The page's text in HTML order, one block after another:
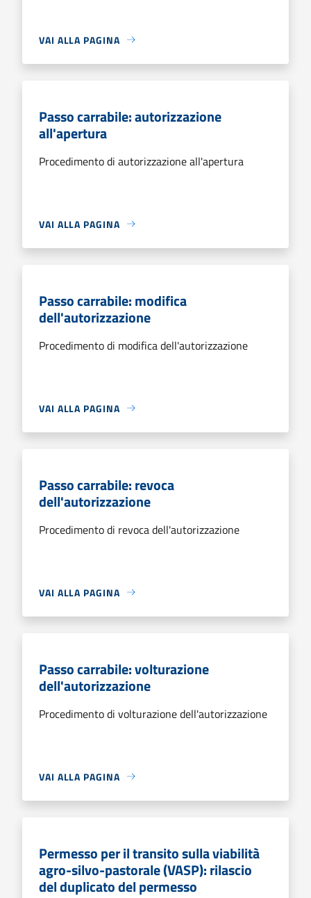
VAI ALLA PAGINA
Passo carrabile: autorizzazione
all'apertura
Procedimento di autorizzazione all'apertura
VAI ALLA PAGINA
Passo carrabile: modifica
dell'autorizzazione
Procedimento di modifica dell'autorizzazione
VAI ALLA PAGINA
Passo carrabile: revoca
dell'autorizzazione
Procedimento di revoca dell'autorizzazione
VAI ALLA PAGINA
Passo carrabile: volturazione
dell'autorizzazione
Procedimento di volturazione dell'autorizzazione
VAI ALLA PAGINA
Permesso per il transito sulla viabilità
agro-silvo-pastorale (VASP): rilascio
del duplicato del permesso